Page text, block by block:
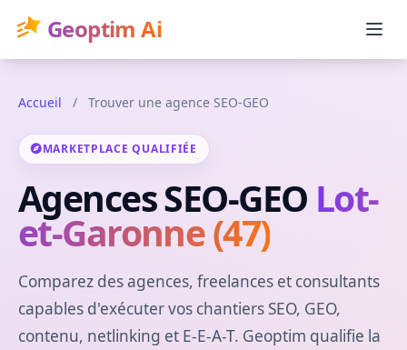
Geoptim Ai
Accueil / Trouver une agence SEO-GEO
MARKETPLACE QUALIFIÉE
Agences SEO-GEO Lot-
et-Garonne (47)
Comparez des agences, freelances et consultants
capables d'exécuter vos chantiers SEO, GEO,
contenu, netlinking et E-E-A-T. Geoptim qualifie la